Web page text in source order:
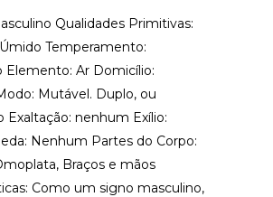
Qualidades Primitivas:
Temperamento:
Elemento: Ar Domicílio:
Mutável. Duplo, ou
Exaltação: nenhum Exílio:
Nenhum Partes do Corpo:
Braços e mãos
Como um signo masculino,